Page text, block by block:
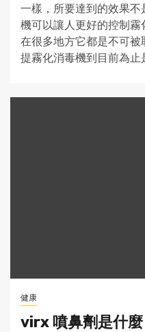
一樣，所要達到的效果
機可以讓人更好的控制霧
在很多地方它都是不可
提霧化消毒機到目前為止
健康
virx 噴鼻劑是什麼